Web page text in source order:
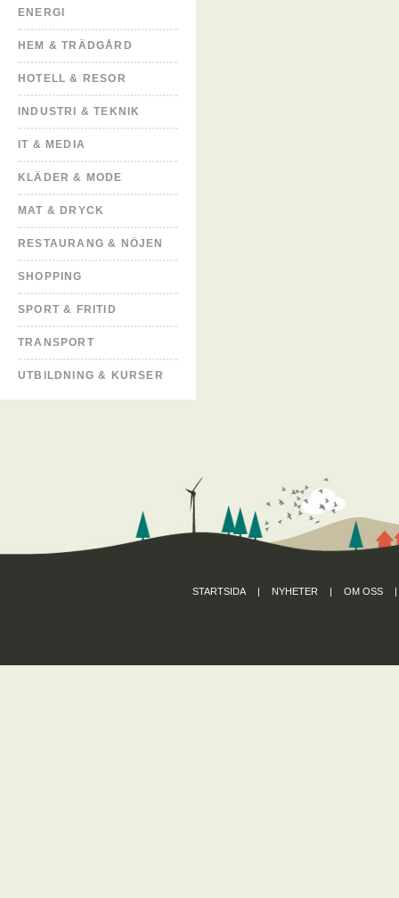
ENERGI
HEM & TRÄDGÅRD
HOTELL & RESOR
INDUSTRI & TEKNIK
IT & MEDIA
KLÄDER & MODE
MAT & DRYCK
RESTAURANG & NÖJEN
SHOPPING
SPORT & FRITID
TRANSPORT
UTBILDNING & KURSER
STARTSIDA | NYHETER | OM OSS |